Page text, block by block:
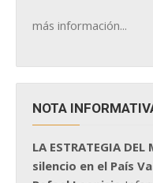
más información...
NOTA
LA ESTRATEGIA
silencio en el País